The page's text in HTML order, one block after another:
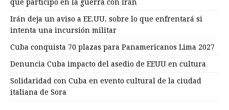
que participó en la guerra con Irán
Irán deja un aviso a EE.UU. sobre lo que enfrentará si
intenta una incursión militar
Cuba conquista 70 plazas para Panamericanos Lima 2027
Denuncia Cuba impacto del asedio de EEUU en cultura
Solidaridad con Cuba en evento cultural de la ciudad
italiana de Sora